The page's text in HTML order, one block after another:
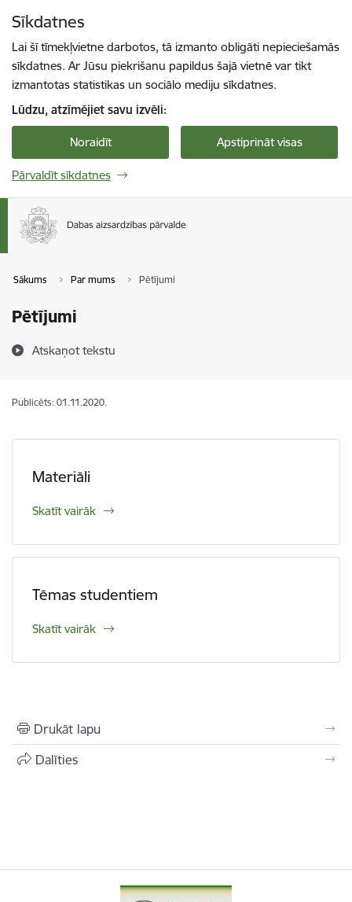
Sīkdatnes
Lai šī tīmekļvietne darbotos, tā izmanto obligāti nepieciešamās
sīkdatnes. Ar Jūsu piekrišanu papildus šajā vietnē var tikt
izmantotas statistikas un sociālo mediju sīkdatnes.
Lūdzu, atzīmējiet savu izvēli:
Noraidīt Apstiprināt visas
Pārvaldīt sīkdatnes
Sākums Par mums Pētījumi
Pētījumi
Atskaņot tekstu
Publicēts: 01.11.2020.
Materiāli
Skatīt vairāk
Tēmas studentiem
Skatīt vairāk
Drukāt lapu
Dalīties